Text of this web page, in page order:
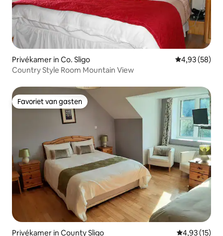
Privékamer in Co. Sligo Gemiddelde
4,93 (58)
Country Style Room Mountain View
Favoriet van gasten
Favoriet van gasten
Privékamer in County Sligo Gemiddelde
4,93 (15)